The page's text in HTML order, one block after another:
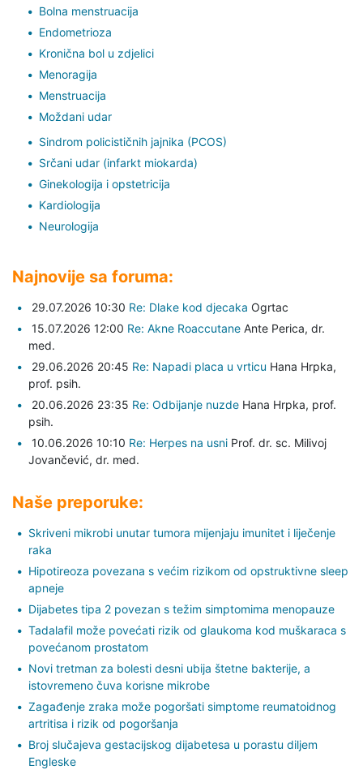
Bolna menstruacija
Endometrioza
Kronična bol u zdjelici
Menoragija
Menstruacija
Moždani udar
Sindrom policističnih jajnika (PCOS)
Srčani udar (infarkt miokarda)
Ginekologija i opstetricija
Kardiologija
Neurologija
Najnovije sa foruma:
29.07.2026 10:30 Re: Dlake kod djecaka Ogrtac
15.07.2026 12:00 Re: Akne Roaccutane Ante Perica, dr.
med.
29.06.2026 20:45 Re: Napadi placa u vrticu Hana Hrpka,
prof. psih.
20.06.2026 23:35 Re: Odbijanje nuzde Hana Hrpka, prof.
psih.
10.06.2026 10:10 Re: Herpes na usni Prof. dr. sc. Milivoj
Jovančević, dr. med.
Naše preporuke:
Skriveni mikrobi unutar tumora mijenjaju imunitet i liječenje
raka
Hipotireoza povezana s većim rizikom od opstruktivne sleep
apneje
Dijabetes tipa 2 povezan s težim simptomima menopauze
Tadalafil može povećati rizik od glaukoma kod muškaraca s
povećanom prostatom
Novi tretman za bolesti desni ubija štetne bakterije, a
istovremeno čuva korisne mikrobe
Zagađenje zraka može pogoršati simptome reumatoidnog
artritisa i rizik od pogoršanja
Broj slučajeva gestacijskog dijabetesa u porastu diljem
Engleske